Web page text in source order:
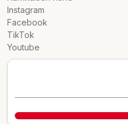
Instagram
Facebook
TikTok
Youtube